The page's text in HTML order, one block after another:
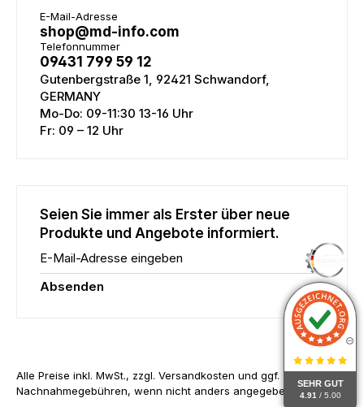
SEHR GUT
4.91 / 5.00
E-Mail-Adresse
shop@md-info.com
Telefonnummer
09431 799 59 12
Gutenbergstraße 1, 92421 Schwandorf,
GERMANY
Mo-Do: 09-11:30 13-16 Uhr
Fr: 09 – 12 Uhr
Seien Sie immer als Erster über neue
Produkte und Angebote informiert.
E-Mail-Adresse eingeben
Absenden
Alle Preise inkl. MwSt., zzgl. Versandkosten und ggf.
Nachnahmegebühren, wenn nicht anders angegeben.